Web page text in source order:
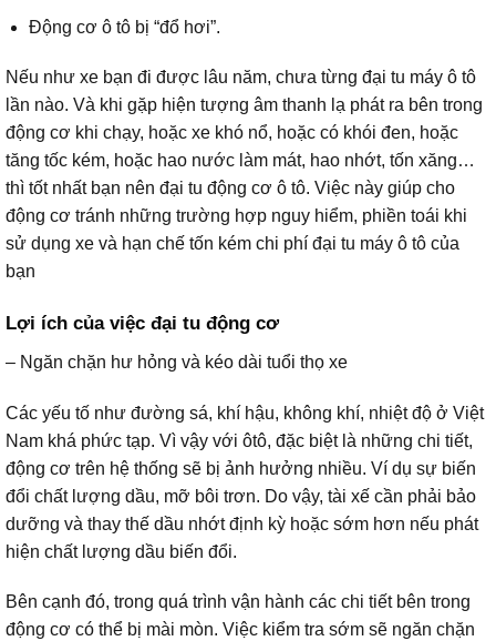
Động cơ ô tô bị “đổ hơi”.
Nếu như xe bạn đi được lâu năm, chưa từng đại tu máy ô tô
lần nào. Và khi gặp hiện tượng âm thanh lạ phát ra bên trong
động cơ khi chạy, hoặc xe khó nổ, hoặc có khói đen, hoặc
tăng tốc kém, hoặc hao nước làm mát, hao nhớt, tốn xăng…
thì tốt nhất bạn nên đại tu động cơ ô tô. Việc này giúp cho
động cơ tránh những trường hợp nguy hiểm, phiền toái khi
sử dụng xe và hạn chế tốn kém chi phí đại tu máy ô tô của
bạn
Lợi ích của việc đại tu động cơ
– Ngăn chặn hư hỏng và kéo dài tuổi thọ xe
Các yếu tố như đường sá, khí hậu, không khí, nhiệt độ ở Việt
Nam khá phức tạp. Vì vậy với ôtô, đặc biệt là những chi tiết,
động cơ trên hệ thống sẽ bị ảnh hưởng nhiều. Ví dụ sự biến
đổi chất lượng dầu, mỡ bôi trơn. Do vậy, tài xế cần phải bảo
dưỡng và thay thế dầu nhớt định kỳ hoặc sớm hơn nếu phát
hiện chất lượng dầu biến đổi.
Bên cạnh đó, trong quá trình vận hành các chi tiết bên trong
động cơ có thể bị mài mòn. Việc kiểm tra sớm sẽ ngăn chặn